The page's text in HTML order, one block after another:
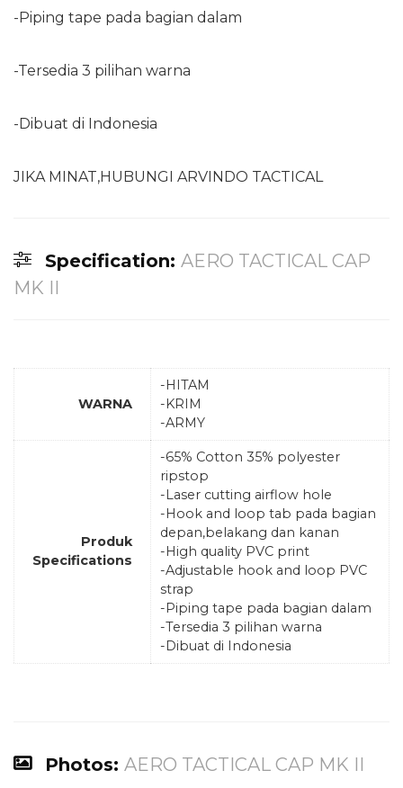
-Piping tape pada bagian dalam
-Tersedia 3 pilihan warna
-Dibuat di Indonesia
JIKA MINAT,HUBUNGI ARVINDO TACTICAL
Specification: AERO TACTICAL CAP
MK II
WARNA
-HITAM
-KRIM
-ARMY
Produk
Specifications
-65% Cotton 35% polyester
ripstop
-Laser cutting airflow hole
-Hook and loop tab pada bagian
depan,belakang dan kanan
-High quality PVC print
-Adjustable hook and loop PVC
strap
-Piping tape pada bagian dalam
-Tersedia 3 pilihan warna
-Dibuat di Indonesia
Photos: AERO TACTICAL CAP MK II